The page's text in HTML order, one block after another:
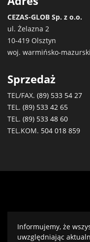
CEZAS-GLOB Sp. z o.o.
ul. Żelazna 2
10-419 Olsztyn
woj. warmińsko-
Sprzedaż
TEL/FAX. (89) 533 54 27
TEL. (89) 533 42 65
TEL. (89) 533 48 60
TEL.KOM. 504 018 859
Informujemy, że
uwzględniając